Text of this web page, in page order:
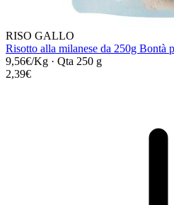
RISO GALLO
Risotto alla milanese da 250g Bontà
9,56€/Kg · Qta 250 g
2,39€